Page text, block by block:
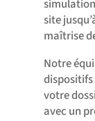
site
maîtrise
Notre
votre
avec un